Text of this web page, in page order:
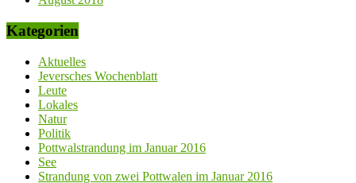
Kategorien
Aktuelles
Jeversches Wochenblatt
Leute
Lokales
Natur
Politik
Pottwalstrandung im Januar 2016
See
Strandung von zwei Pottwalen im Januar 2016